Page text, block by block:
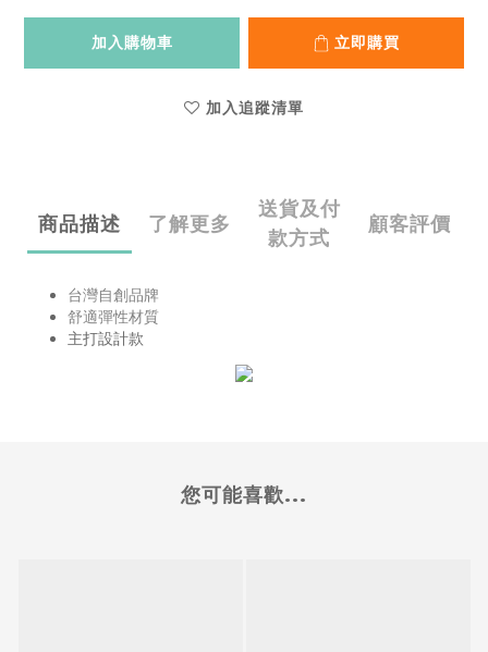
加入購物車 立即購買
加入追蹤清單
商品描述 了解更多
送貨及付
款方式
顧客評價
台灣自創品牌
舒適彈性材質
主打設計款
您可能喜歡...